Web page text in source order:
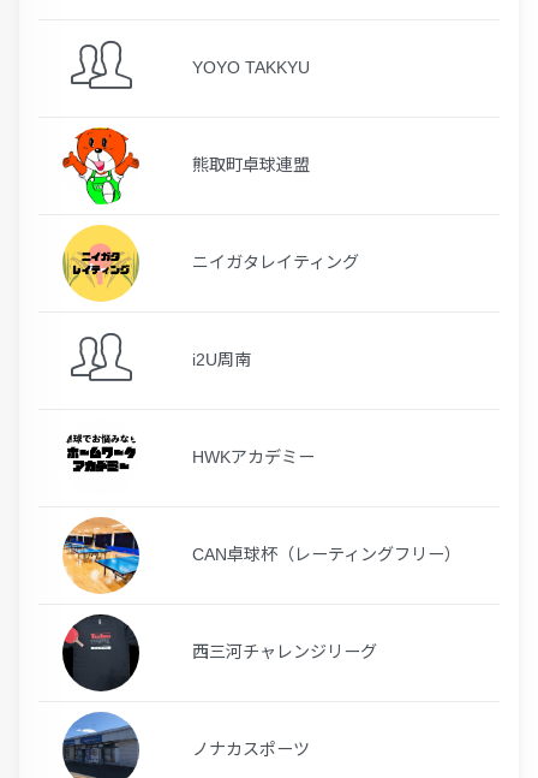
YOYO TAKKYU
熊取町卓球連盟
ニイガタレイティング
i2U周南
HWKアカデミー
CAN卓球杯（レーティングフリー）
西三河チャレンジリーグ
ノナカスポーツ